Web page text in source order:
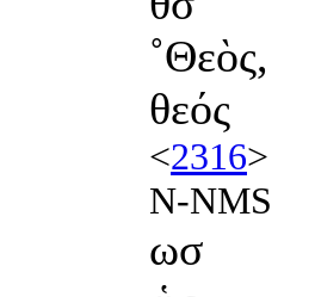
˚Θεὸς,
θεός
<2316>
N-NMS
ωσ